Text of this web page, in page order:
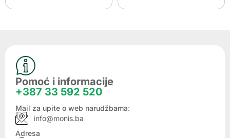
Pomoć i informacije
+387 33 592 520
Mail za upite o web narudžbama:
info@monis.ba
Adresa